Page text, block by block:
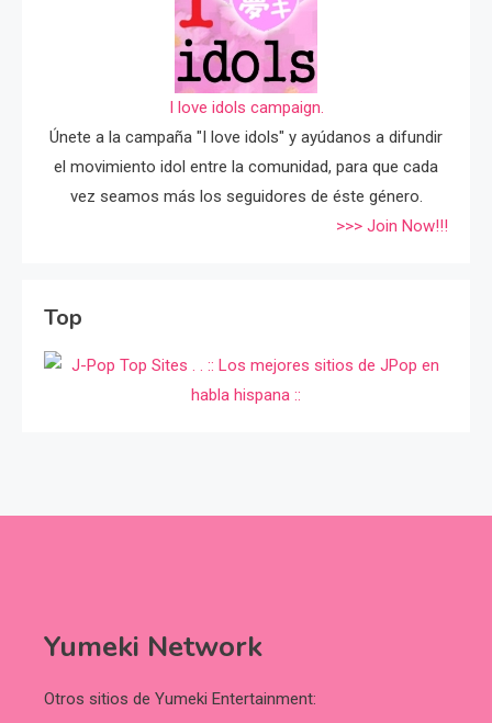
I love idols campaign.
Únete a la campaña "I love idols" y ayúdanos a difundir
el movimiento idol entre la comunidad, para que cada
vez seamos más los seguidores de éste género.
>>> Join Now!!!
Top
Yumeki Network
Otros sitios de Yumeki Entertainment: